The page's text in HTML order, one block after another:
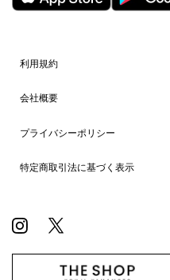
利用規約
会社概要
プライバシーポリシー
特定商取引法に基づく表示